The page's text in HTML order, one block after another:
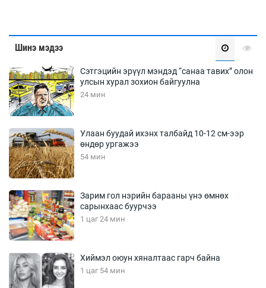
Шинэ мэдээ
Сэтгэцийн эрүүл мэндэд “санаа тавих” олон
улсын хурал зохион байгуулна
24 мин
Улаан буудай ихэнх талбайд 10-12 см-ээр
өндөр ургажээ
54 мин
Зарим гол нэрийн барааны үнэ өмнөх
сарынхаас буурчээ
1 цаг 24 мин
Хиймэл оюун хяналтаас гарч байна
1 цаг 54 мин